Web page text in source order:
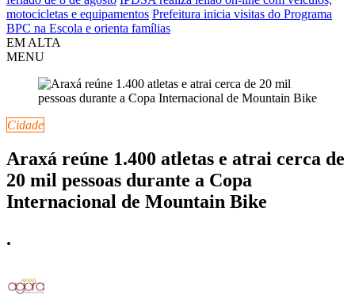
motocicletas e equipamentos Prefeitura inicia visitas do Programa
BPC na Escola e orienta famílias
EM ALTA
MENU
Cidade
Araxá reúne 1.400 atletas e atrai cerca de
20 mil pessoas durante a Copa
Internacional de Mountain Bike
.